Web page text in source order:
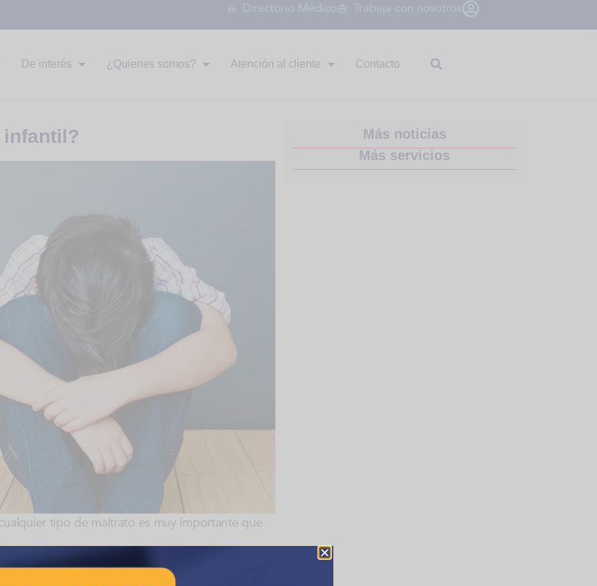
Directorio Médico Trabaja con nosotros
De interés ¿Quienes somos? Atención al cliente Contacto
infantil?
tipo de maltrato es muy importante que
fracturas múltiples inexplicadas,
Más noticias
Más servicios